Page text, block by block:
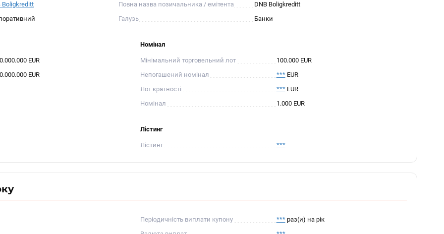
Boligkreditt Повна назва позичальника / емітента
DNB Boligkreditt
Галузь Банки
EUR
EUR
Номінал
Мінімальний торговельний лот
100.000 EUR
Непогашений номінал
***EUR
Лот кратності
***EUR
Номінал
1.000 EUR
Лістинг
Лістинг ***
Періодичність виплати купону *** раз(и) на рік